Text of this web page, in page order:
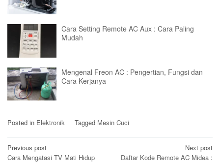
Cara Setting Remote AC Aux : Cara Paling
Mudah
Mengenal Freon AC : Pengertian, Fungsi dan
Cara Kerjanya
Posted in Elektronik Tagged Mesin Cuci
Post
Previous post
Cara Mengatasi TV Mati Hidup
Next post
Daftar Kode Remote AC Midea :